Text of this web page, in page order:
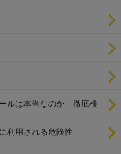
ルは本当なのか 徹底検
利用される危険性